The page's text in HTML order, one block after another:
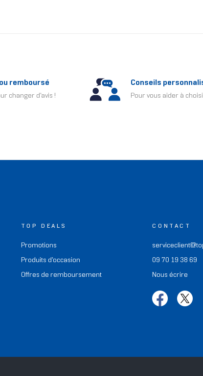
remboursé
changer d'avis !
Conseils
Pour vous aider à
TOP DEALS
Promotions
Produits d'occasion
Offres de remboursement
CONTACT
09 70 19 38 69
Nous écrire